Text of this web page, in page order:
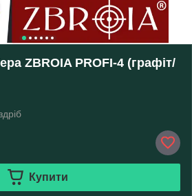
ZBROIA PROFI-4 (графіт/
Купити